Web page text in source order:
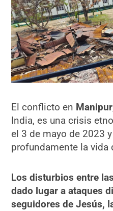
El conflicto en Manipur
India, es una crisis
el 3 de mayo de 2023
profundamente la
Los disturbios entre
dado lugar a ataques
seguidores de Jesús,